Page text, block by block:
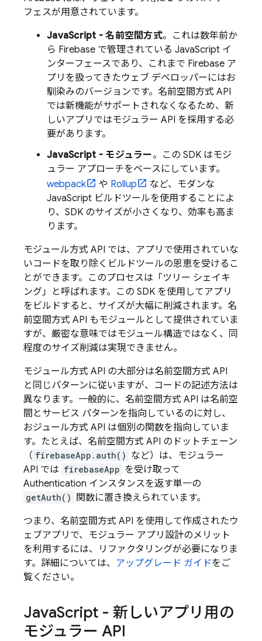
フェスが用意されています。
JavaScript - 名前空間方式。これは数年前か
ら Firebase で管理されている JavaScript イ
ンターフェースであり、これまで Firebase ア
プリを扱ってきたウェブ デベロッパーにはお
馴染みのバージョンです。名前空間方式 API
では新機能がサポートされなくなるため、新
しいアプリではモジュラー API を採用する必
要があります。
JavaScript - モジュラー 。この SDK はモジ
ュラー アプローチをベースにしています。
webpack
や Rollup
など、モダンな
JavaScript ビルドツールを使用することによ
り、SDK のサイズが小さくなり、効率も高ま
ります。
モジュール方式 API では、アプリで使用されていな
いコードを取り除くビルドツールの恩恵を受けるこ
とができます。このプロセスは「ツリー シェイキ
ング」と呼ばれます。この SDK を使用してアプリ
をビルドすると、サイズが大幅に削減されます。名
前空間方式 API もモジュールとして提供されていま
すが、厳密な意味ではモジュール構造ではなく、同
程度のサイズ削減は実現できません。
モジュール方式 API の大部分は名前空間方式 API
と同じパターンに従いますが、コードの記述方法は
異なります。一般的に、名前空間方式 API は名前空
間とサービス パターンを指向しているのに対し、
おジュール方式 API は個別の関数を指向していま
す。たとえば、名前空間方式 API のドットチェーン
（ firebaseApp.auth() など）は、モジュラー
API では firebaseApp を受け取って
Authentication インスタンスを返す単一の
getAuth()
関数に置き換えられています。
つまり、名前空間方式 API を使用して作成されたウ
ェブアプリで、モジュラー アプリ設計のメリット
を利用するには、リファクタリングが必要になりま
す。詳細については、 アップグレード ガイドをご
覧ください。
JavaScript - 新しいアプリ用の
モジュラー API